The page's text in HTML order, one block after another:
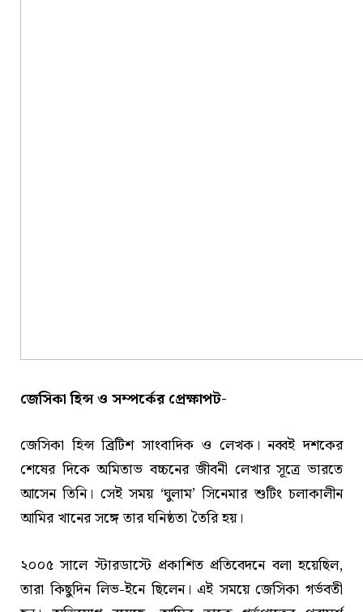
জেসিকা হিন্স ও সম্পর্কের প্রেক্ষাপট-
জেসিকা হিন্স ব্রিটিশ সাংবাদিক ও লেখক। নব্বই দশকের
শেষের দিকে অমিতাভ বচ্চনের জীবনী লেখার সূত্রে ভারতে
আসেন তিনি। সেই সময় ‘ঘুলাম’ সিনেমার শুটিং চলাকালীন
আমির খানের সঙ্গে তার ঘনিষ্ঠতা তৈরি হয়।
২০০৫ সালে স্টারডাস্টে প্রকাশিত প্রতিবেদনে বলা হয়েছিল,
তারা কিছুদিন লিভ-ইনে ছিলেন। এই সময়ে জেসিকা গর্ভবতী